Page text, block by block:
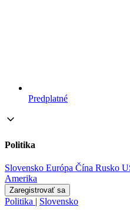
Predplatné
Politika
Slovensko Európa Čína Rusko
Amerika
Zaregistrovať sa
Politika | Slovensko